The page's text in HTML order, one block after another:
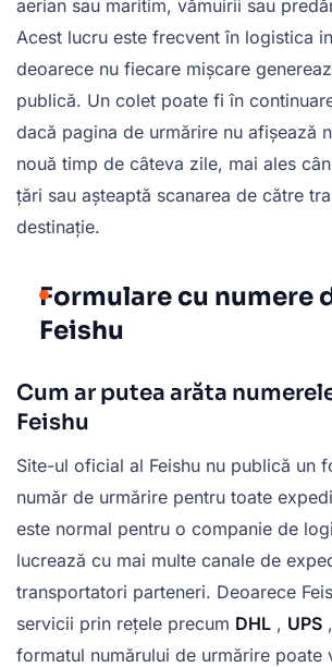
aerian sau maritim, vămuirii sau
Acest lucru este frecvent în logistica
deoarece nu fiecare mișcare
publică. Un colet poate fi în
dacă pagina de urmărire nu afișează
nouă timp de câteva zile, mai ales
țări sau așteaptă scanarea de către
destinație.
Formulare cu numere
Feishu
Cum ar putea arăta
Feishu
Site-ul oficial al Feishu nu publică un
număr de urmărire pentru toate
este normal pentru o companie de
lucrează cu mai multe canale de
transportatori parteneri. Deoarece
servicii prin rețele precum DHL , UPS ,
formatul numărului de urmărire poate